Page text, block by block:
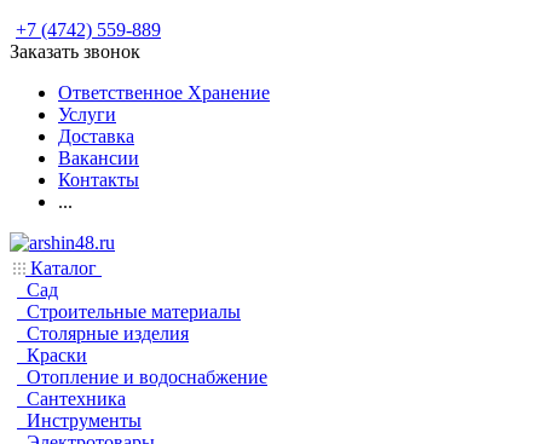
+7 (4742) 559-889
Заказать звонок
Ответственное Хранение
Услуги
Доставка
Вакансии
Контакты
...
Каталог
Сад
Строительные материалы
Столярные изделия
Краски
Отопление и водоснабжение
Сантехника
Инструменты